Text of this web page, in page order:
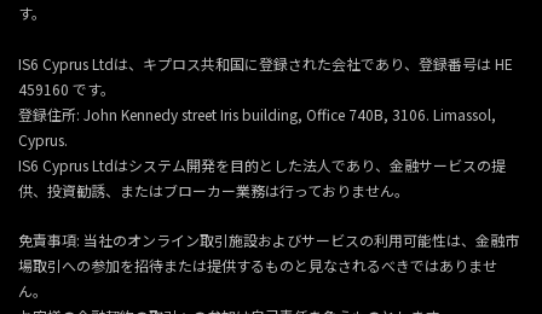
す。
IS6 Cyprus Ltdは、キプロス共和国に登録された会社であり、登録番号は HE
459160 です。
登録住所: John Kennedy street Iris building, Office 740B, 3106. Limassol,
Cyprus.
IS6 Cyprus Ltdはシステム開発を目的とした法人であり、金融サービスの提
供、投資勧誘、またはブローカー業務は行っておりません。
免責事項: 当社のオンライン取引施設およびサービスの利用可能性は、金融市
場取引への参加を招待または提供するものと見なされるべきではありませ
ん。